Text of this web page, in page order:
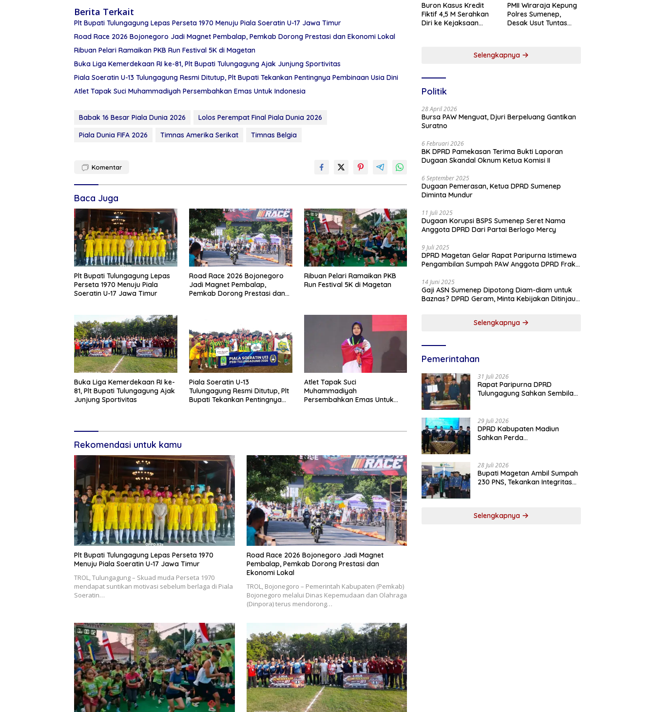
Berita Terkait
Plt Bupati Tulungagung Lepas Perseta 1970 Menuju Piala Soeratin U-17 Jawa Timur
Road Race 2026 Bojonegoro Jadi Magnet Pembalap, Pemkab Dorong Prestasi dan Ekonomi Lokal
Ribuan Pelari Ramaikan PKB Run Festival 5K di Magetan
Buka Liga Kemerdekaan RI ke-81, Plt Bupati Tulungagung Ajak Junjung Sportivitas
Piala Soeratin U-13 Tulungagung Resmi Ditutup, Plt Bupati Tekankan Pentingnya Pembinaan Usia Dini
Atlet Tapak Suci Muhammadiyah Persembahkan Emas Untuk Indonesia
Babak 16 Besar Piala Dunia 2026
Lolos Perempat Final Piala Dunia 2026
Piala Dunia FIFA 2026
Timnas Amerika Serikat Timnas Belgia
Komentar
Baca Juga
Plt Bupati Tulungagung Lepas
Perseta 1970 Menuju Piala
Soeratin U-17 Jawa Timur
Road Race 2026 Bojonegoro
Jadi Magnet Pembalap,
Pemkab Dorong Prestasi dan
Ribuan Pelari Ramaikan PKB
Run Festival 5K di Magetan
Buka Liga Kemerdekaan RI ke-
81, Plt Bupati Tulungagung Ajak
Junjung Sportivitas
Piala Soeratin U-13
Tulungagung Resmi Ditutup, Plt
Bupati Tekankan Pentingnya
Atlet Tapak Suci
Muhammadiyah
Persembahkan Emas Untuk
Rekomendasi untuk kamu
Plt Bupati Tulungagung Lepas Perseta 1970
Menuju Piala Soeratin U-17 Jawa Timur
TROL, Tulungagung – Skuad muda Perseta 1970
mendapat suntikan motivasi sebelum berlaga di Piala
Soeratin…
Road Race 2026 Bojonegoro Jadi Magnet
Pembalap, Pemkab Dorong Prestasi dan
Ekonomi Lokal
TROL, Bojonegoro – Pemerintah Kabupaten (Pemkab)
Bojonegoro melalui Dinas Kepemudaan dan Olahraga
(Dinpora) terus mendorong…
Buron Kasus Kredit
Fiktif 4,5 M Serahkan
Diri ke Kejaksaan
PMII Wiraraja Kepung
Polres Sumenep,
Desak Usut Tuntas
Selengkapnya
Politik
28 April 2026
Bursa PAW Menguat, Djuri Berpeluang Gantikan
Suratno
6 Februari 2026
BK DPRD Pamekasan Terima Bukti Laporan
Dugaan Skandal Oknum Ketua Komisi II
6 September 2025
Dugaan Pemerasan, Ketua DPRD Sumenep
Diminta Mundur
11 Juli 2025
Dugaan Korupsi BSPS Sumenep Seret Nama
Anggota DPRD Dari Partai Berlogo Mercy
9 Juli 2025
DPRD Magetan Gelar Rapat Paripurna Istimewa
Pengambilan Sumpah PAW Anggota DPRD Fraksi
14 Juni 2025
Gaji ASN Sumenep Dipotong Diam-diam untuk
Baznas? DPRD Geram, Minta Kebijakan Ditinjau
Selengkapnya
Pemerintahan
31 Juli 2026
Rapat Paripurna DPRD
Tulungagung Sahkan Sembilan
29 Juli 2026
DPRD Kabupaten Madiun
Sahkan Perda
Agenda Prioritas
28 Juli 2026
Bupati Magetan Ambil Sumpah
230 PNS, Tekankan Integritas
Selengkapnya